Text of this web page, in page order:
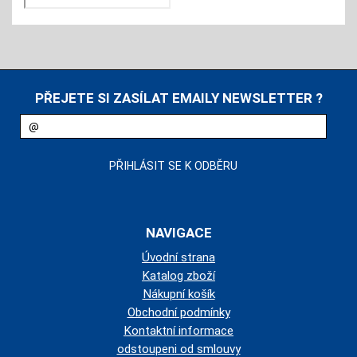
PŘEJETE SI ZASÍLAT EMAILY NEWSLETTER ?
NAVIGACE
Úvodní strana
Katalog zboží
Nákupní košík
Obchodní podmínky
Kontaktní informace
odstoupeni od smlouvy